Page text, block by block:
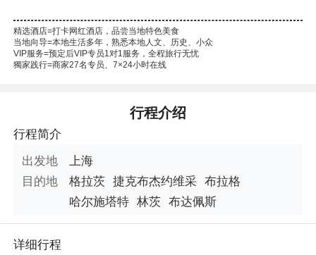
精选酒店=打卡网红酒店，品尝当地特色美食
当地向导=本地生活多年，熟悉本地人文、历史、小众
VIP服务=预定后VIP专员1对1服务，全程旅行无忧
獨家践行=商家27名专员、7×24小时在线本线路由“南京康辉国际旅行社”提供
行程介绍
行程简介
出发地
上海
目的地
格拉茨 捷克布杰约维采 布拉格
哈尔施塔特 林茨 布达佩斯
详细行程